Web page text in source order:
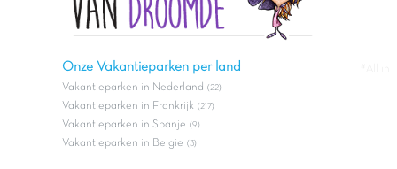
Onze Vakantieparken per land
Vakantieparken in Nederland (22)
Vakantieparken in Frankrijk (217)
Vakantieparken in Spanje (9)
Vakantieparken in Belgie (3)